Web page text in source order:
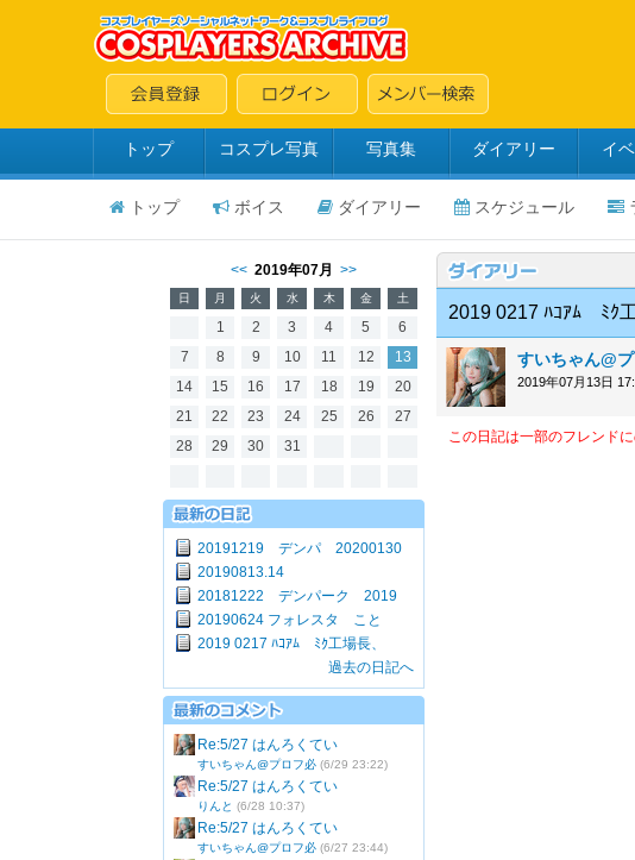
トップ コスプレ写真 写真集 ダイアリー イ
トップ ボイス ダイアリー スケジュール
<< 2019年07月 >>
日 月 火 水 木 金 土
1 2 3 4 5
6
7
8 9 10 11 12
13
14
15 16 17 18 19
20
21
22 23 24 25 26
27
28
29 30 31
20191219 デンパ 20200130
20190813.14
20181222 デンパーク 2019
20190624 フォレスタ こと
2019 0217 ﾊｺｱﾑ ﾐｸ工場長、
過去の日記へ
Re:5/27 はんろくてい
すいちゃん@プロフ必 (6/29 23:22)
Re:5/27 はんろくてい
りんと (6/28 10:37)
Re:5/27 はんろくてい
すいちゃん@プロフ必 (6/27 23:44)
2019 0217 ﾊｺｱﾑ ﾐｸ
すいちゃん@
2019年07月13日
この日記は一部のフレンド